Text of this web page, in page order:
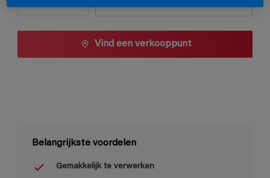
Vind een verkooppunt
Belangrijkste voordelen
Gemakkelijk te verwerken